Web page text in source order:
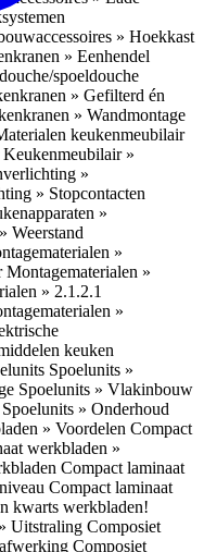
» Hoekkast
» Eenhendel
spoeldouche
» Gefilterd én
» Wandmontage
keukenmeubilair
Keukenmeubilair »
»
» Stopcontacten
»
Weerstand
»
Montagematerialen »
» 2.1.2.1
»
keuken
Spoelunits »
Spoelunits » Vlakinbouw
Spoelunits » Onderhoud
» Voordelen Compact
werkbladen »
Compact laminaat
Compact laminaat
kwarts werkbladen!
Uitstraling Composiet
Composiet